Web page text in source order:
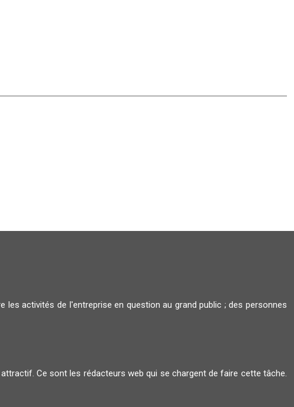
les activités de l'entreprise en question au grand public ; des personnes
Ce sont les rédacteurs web qui se chargent de faire cette tâche.